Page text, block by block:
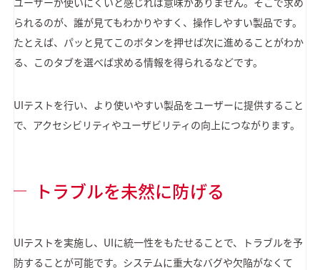
られるのが、誰が見てもわかりやすく、操作しやすい製品です。
たとえば、パッと見てこのボタンを押せば次に進めることがわか
る、このタブを選べば求める情報を得られるなどです。
UIテストを行い、より使いやすい製品をユーザーに提供すること
で、アクセシビリティやユーザビリティの向上につながります。
トラブルを未然に防げる
UIテストを実施し、UIに統一性をもたせることで、トラブルを予
防することが可能です。システムに重大なバグや欠陥がなくて